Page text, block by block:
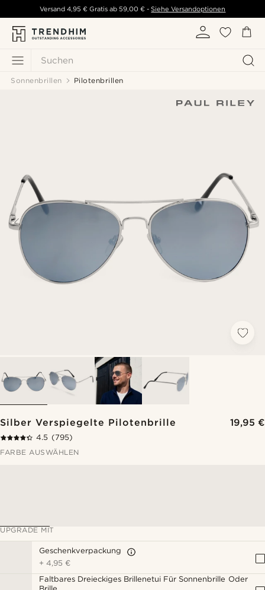
Suchen
Versand 4,95 € Gratis ab 59,00 € - Siehe Versandoptionen
Sonnenbrillen Pilotenbrillen
Silber Verspiegelte Pilotenbrille 19,95 €
4.5 (795)
FARBE AUSWÄHLEN
UPGRADE MIT
Geschenkverpackung
+4,95 €
Faltbares Dreieckiges Brillenetui Für Sonnenbrille Oder
Brille